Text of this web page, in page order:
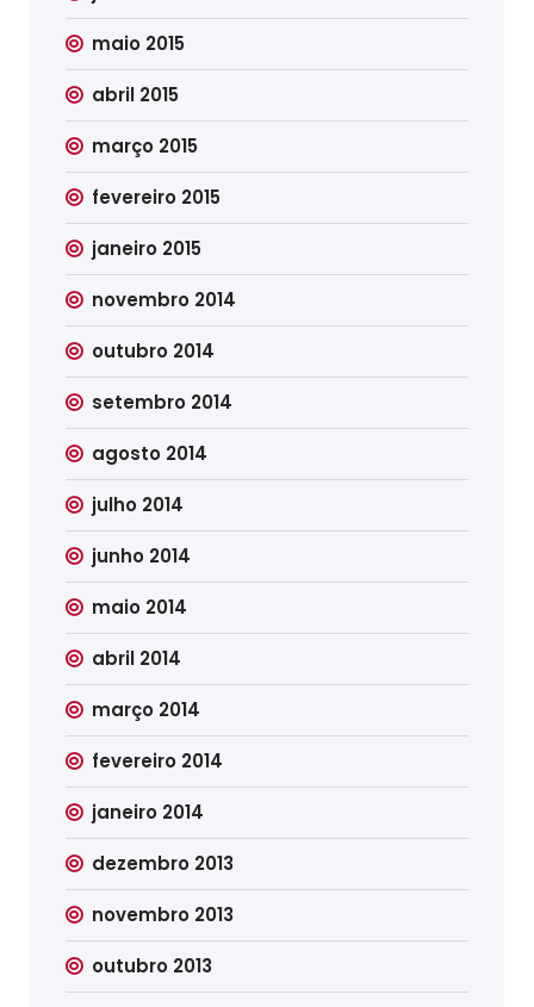
maio 2015
abril 2015
março 2015
fevereiro 2015
janeiro 2015
novembro 2014
outubro 2014
setembro 2014
agosto 2014
julho 2014
junho 2014
maio 2014
abril 2014
março 2014
fevereiro 2014
janeiro 2014
dezembro 2013
novembro 2013
outubro 2013